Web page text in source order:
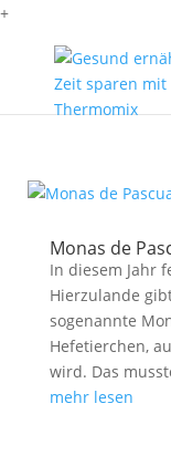
+
Monas de
In diesem Jahr
Hierzulande
sogenannte
Hefetierchen,
wird. Das
mehr lesen